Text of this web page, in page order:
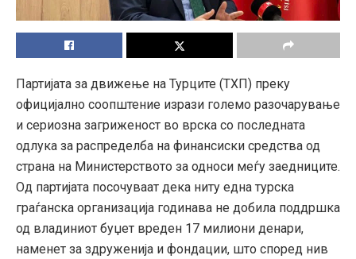
Партијата за движење на Турците (ТХП) преку
официјално соопштение изрази големо разочарување
и сериозна загриженост во врска со последната
одлука за распределба на финансиски средства од
страна на Министерството за односи меѓу заедниците.
Од партијата посочуваат дека ниту една турска
граѓанска организација годинава не добила поддршка
од владиниот буџет вреден 17 милиони денари,
наменет за здруженија и фондации, што според нив